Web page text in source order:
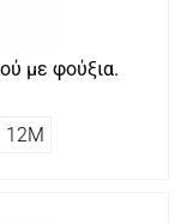
με φούξια.
12Μ